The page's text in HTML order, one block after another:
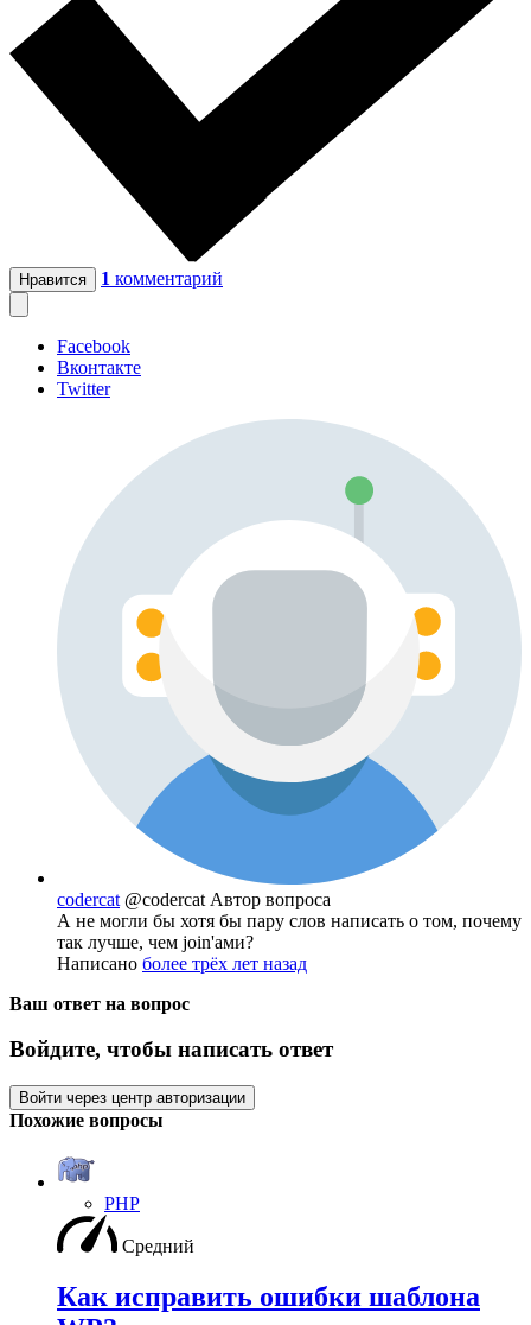
Нравится 1 комментарий
Facebook
Вконтакте
Twitter
codercat @codercat Автор вопроса
А не могли бы хотя бы пару слов написать о том, почему
так лучше, чем join'ами?
Написано более трёх лет назад
Ваш ответ на вопрос
Войдите, чтобы написать ответ
Войти через центр авторизации
Похожие вопросы
PHP
Средний
Как исправить ошибки шаблона